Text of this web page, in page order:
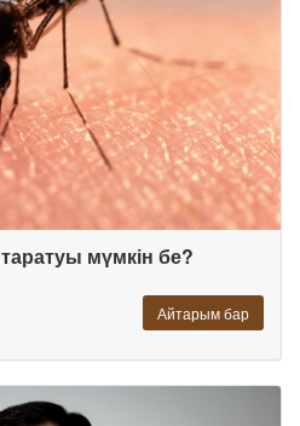
мүмкін бе?
Айтарым бар